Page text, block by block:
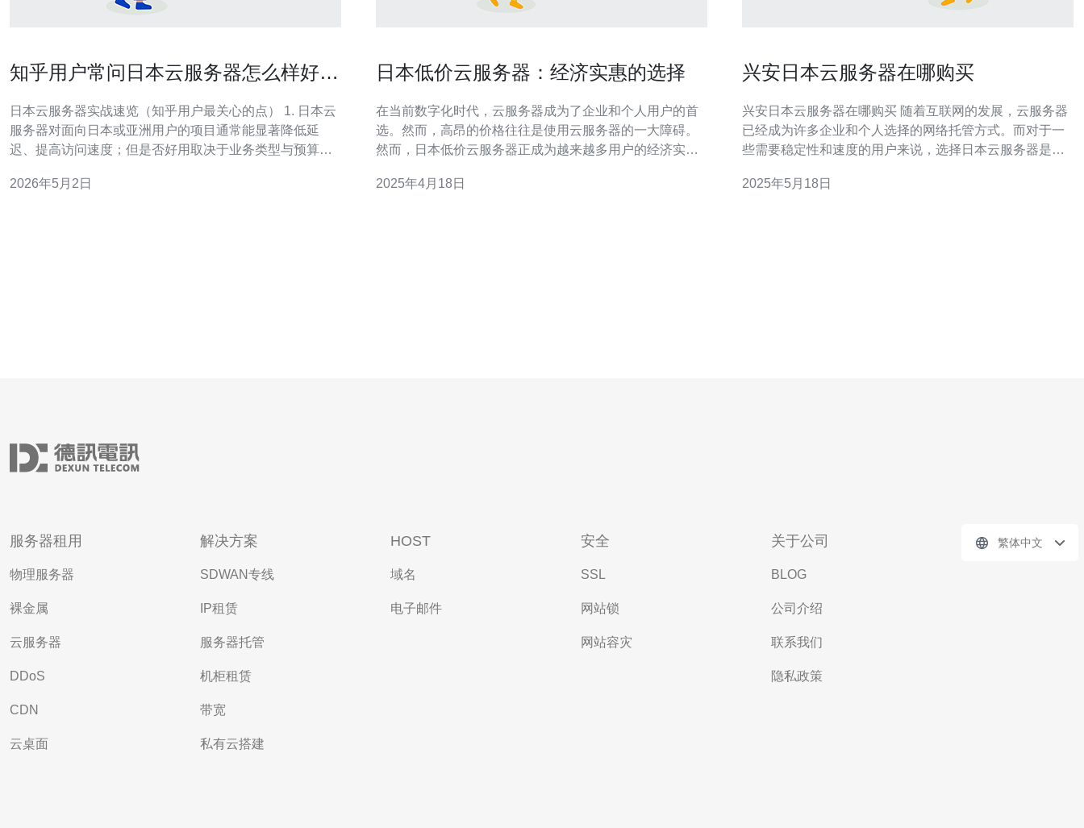
知乎用户常问日本云服务器怎么样好用
日本云服务器实战速览（知乎用户最关心的点） 1. 日本云
服务器对面向日本或亚洲用户的项目通常能显著降低延
迟、提高访问速度；但是否好用取决于业务类型与预算。
以及不同供应商在售后/控制面板的差异。 3. 从知乎用户反
2026年5月2日
日本低价云服务器：经济实惠的选择
在当前数字化时代，云服务器成为了企业和个人用户的首
选。然而，高昂的价格往往是使用云服务器的一大障碍。
然而，日本低价云服务器正成为越来越多用户的经济实惠
通过互联网提供计算资源和存储空间。相比传统服务器，
2025年4月18日
兴安日本云服务器在哪购买
兴安日本云服务器在哪购买 随着互联网的发展，云服务器
已经成为许多企业和个人选择的网络托管方式。而对于一
些需要稳定性和速度的用户来说，选择日本云服务器是一
如何操作呢？ 首先，我们需要寻找一家可靠的云服务器供
2025年5月18日
服务器租用
物理服务器
裸金属
云服务器
DDoS
CDN
云桌面
解决方案
SDWAN专线
IP租赁
服务器托管
机柜租赁
带宽
私有云搭建
HOST
域名
电子邮件
安全
SSL
网站锁
网站容灾
关于公司
BLOG
公司介绍
联系我们
隐私政策
繁体中文